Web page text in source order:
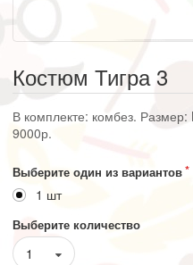
Костюм Тигра 3
В комплекте: комбез.
9000р.
Выберите один из вариантов
1 шт
Выберите количество
1